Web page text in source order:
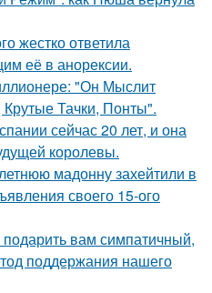
жестко ответила
её в анорексии.
"Он Мыслит
Тачки, Понты".
сейчас 20 лет, и она
королевы.
мадонну захейтили в
своего 15-ого
вам симпатичный,
поддержания нашего